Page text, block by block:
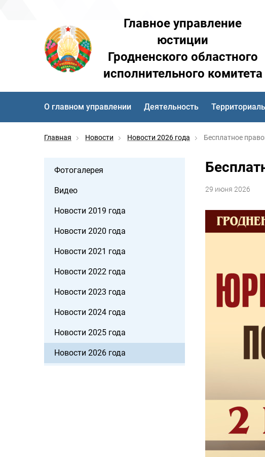
Главное управление
юстиции
Гродненского областного
исполнительного комитета
О главном управлении Деятельность
Главная Новости Новости 2026 года Бесплатное
29 июня 2026
Фотогалерея
Видео
Новости 2019 года
Новости 2020 года
Новости 2021 года
Новости 2022 года
Новости 2023 года
Новости 2024 года
Новости 2025 года
Новости 2026 года